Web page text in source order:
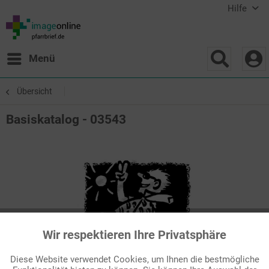
Hilfe
Menü
Übersicht
Basiskatalog - 03543
Funktionale Aktiv
Wir respektieren Ihre Privatsphäre
Diese Website verwendet Cookies, um Ihnen die bestmögliche